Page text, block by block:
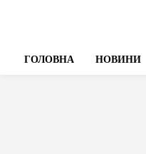
ГОЛОВНА НОВИНИ